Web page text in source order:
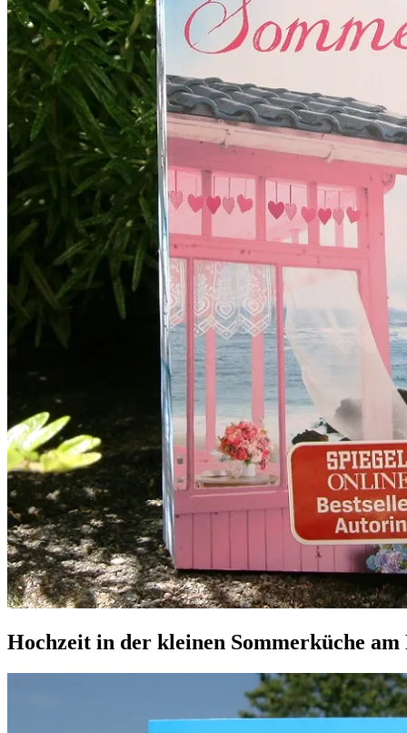
·
Romane
Hochzeit in der kleinen Sommerküche